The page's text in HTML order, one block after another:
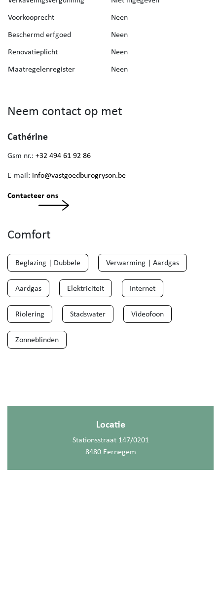
Voorkooprecht
Neen
Beschermd erfgoed
Neen
Renovatieplicht
Neen
Maatregelenregister
Neen
Neem contact op met
Cathérine
Gsm nr.: +32 494 61 92 86
E-mail: info@vastgoedburogryson.be
Contacteer ons
Comfort
Beglazing | Dubbele Verwarming | Aardgas
Aardgas Elektriciteit Internet
Riolering Stadswater Videofoon
Zonneblinden
Locatie
Stationsstraat 147/0201
8480 Eernegem